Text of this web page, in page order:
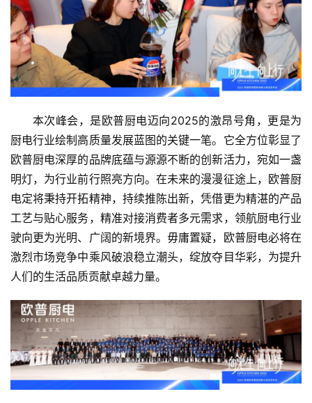
本次峰会，是欧普厨电迈向2025的激昂号角，更是为
厨电行业绘制高质量发展蓝图的关键一笔。它全方位彰显了
欧普厨电深厚的品牌底蕴与源源不断的创新活力，宛如一盏
明灯，为行业前行照亮方向。在未来的漫漫征途上，欧普厨
电定将秉持开拓精神，持续推陈出新，凭借更为精湛的产品
工艺与贴心服务，精准对接消费者多元需求，领航厨电行业
驶向更为光明、广阔的新境界。毋庸置疑，欧普厨电必将在
激烈市场竞争中乘风破浪稳立潮头，绽放夺目华彩，为提升
人们的生活品质贡献卓越力量。